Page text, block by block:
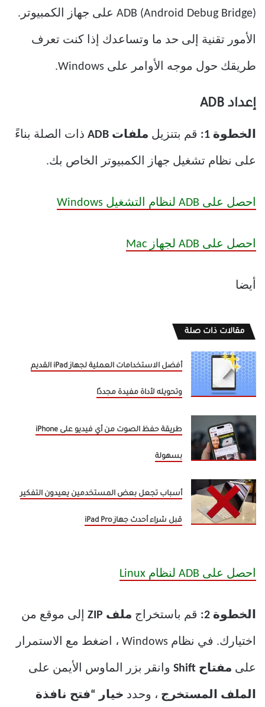
ADB (Android Debug Bridge) على جهاز الكمبيوتر.
الأمور تقنية إلى حد ما وتساعدك إذا كنت تعرف
طريقك حول موجه الأوامر على Windows.
إعداد ADB
الخطوة 1: قم بتنزيل ملفات ADB ذات الصلة بناءً
على نظام تشغيل جهاز الكمبيوتر الخاص بك.
احصل على ADB لنظام التشغيل Windows
احصل على ADB لجهاز Mac
أيضا
مقالات ذات صلة
أفضل الاستخدامات العملية لجهاز iPad القديم
وتحويله لأداة مفيدة مجددًا
طريقة حفظ الصوت من أي فيديو على iPhone
بسهولة
أسباب تجعل بعض المستخدمين يعيدون التفكير
قبل شراء أحدث جهاز iPad Pro
احصل على ADB لنظام Linux
الخطوة 2: قم باستخراج ملف ZIP إلى موقع من
اختيارك. في نظام Windows ، اضغط مع الاستمرار
على مفتاح Shift وانقر بزر الماوس الأيمن على
الملف المستخرج ، وحدد خيار “فتح نافذة